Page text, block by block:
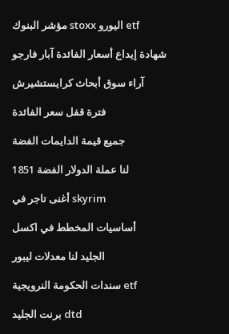
مؤشر البنوك stoxx اليورو etf
شهادة إيداع أسعار الفائدة آبار فارجو
آراء سوق أبحاث كرايستشيرش
فترة قفل سعر الفائدة
جميع قيمة الدايمات الفضة
لنا عملة الدولار الفضة 1851
أغنى تاجر في skyrim
أساسيات المخطط في اكسل
الجليد لنا معدلات ليبور
سندات الحكومة النرويجية etf
برنت الجليد dtd